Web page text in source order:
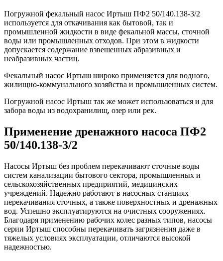
Погружной фекальный насос Иртыш ПФ2 50/140.138-3/2
используется для откачивания как бытовой, так и
промышленной жидкости в виде фекальной массы, сточной
воды или промышленных отходов. При этом в жидкости
допускается содержание взвешенных абразивных и
неабразивных частиц.
Фекальный насос Иртыш широко применяется для водного,
жилищно-коммунального хозяйства и промышленных систем.
Погружной насос Иртыш так же может использоваться и для
забора воды из водохранилищ, озер или рек.
Применение дренажного насоса ПФ2
50/140.138-3/2
Насосы Иртыш без проблем перекачивают сточные воды
систем канализации бытового сектора, промышленных и
сельскохозяйственных предприятий, медицинских
учреждений. Надежно работают в насосных станциях
перекачивания сточных, а также поверхностных и дренажных
вод. Успешно эксплуатируются на очистных сооружениях.
Благодаря применению рабочих колес разных типов, насосы
серии Иртыш способны перекачивать загрязнения даже в
тяжелых условиях эксплуатации, отличаются высокой
надежностью.